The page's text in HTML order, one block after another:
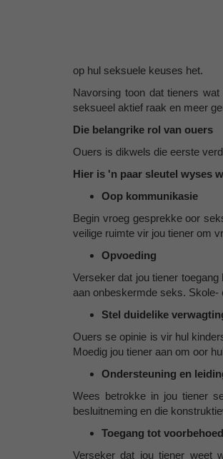
op hul seksuele keuses het.
Navorsing toon dat tieners
seksueel aktief raak en meer
Die belangrike rol van ouers
Ouers is dikwels die eerste
Hier is 'n paar sleutel wyses
Oop kommunikasie
Begin vroeg gesprekke oor
veilige ruimte vir jou tiener om
Opvoeding
Verseker dat jou tiener
aan onbeskermde seks. Skole-
Stel duidelike
Ouers se opinie is vir hul
Moedig jou tiener aan om oor
Ondersteuning en
Wees betrokke in jou tiener
besluitneming en die
Toegang tot
Verseker dat jou tiener weet